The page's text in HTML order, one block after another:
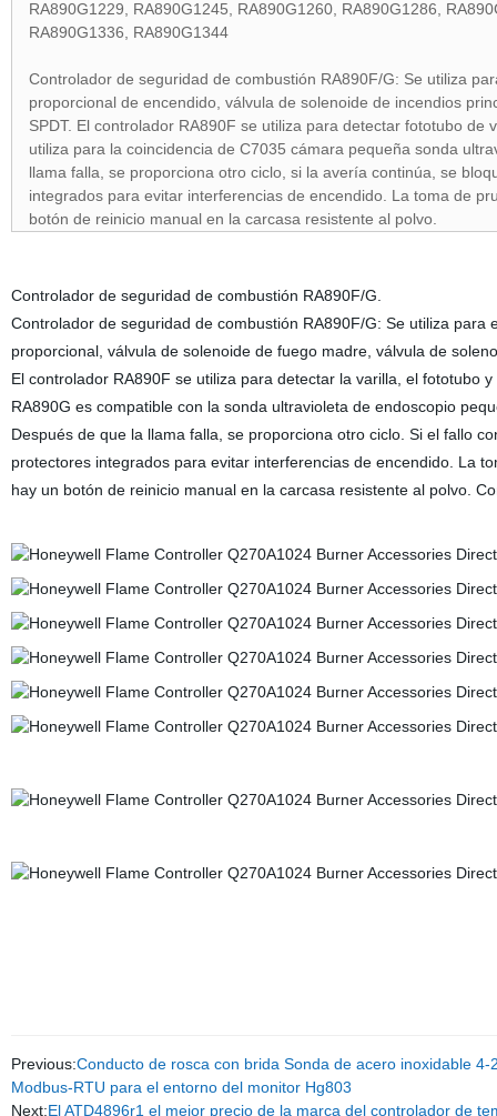
RA890G1229, RA890G1245, RA890G1260, RA890G1286,
RA890G1336, RA890G1344
Controlador de seguridad de combustión RA890F/G: Se utiliza
proporcional de encendido, válvula de solenoide de incendios
SPDT. El controlador RA890F se utiliza para detectar fototubo
utiliza para la coincidencia de C7035 cámara pequeña sonda
llama falla, se proporciona otro ciclo, si la avería continúa, se
integrados para evitar interferencias de encendido. La toma de
botón de reinicio manual en la carcasa resistente al polvo.
Controlador de seguridad de combustión RA890F/G.
Controlador de seguridad de combustión RA890F/G: Se utiliza
proporcional, válvula de solenoide de fuego madre, válvula de
El controlador RA890F se utiliza para detectar la varilla, el fototubo
RA890G es compatible con la sonda ultravioleta de endoscopio
Después de que la llama falla, se proporciona otro ciclo. Si el fallo
protectores integrados para evitar interferencias de encendido. La
hay un botón de reinicio manual en la carcasa resistente al polvo.
Previous:Conducto de rosca con brida Sonda de acero inoxidable
Modbus-RTU para el entorno del monitor Hg803
Next:El ATD4896r1 el mejor precio de la marca del controlador de